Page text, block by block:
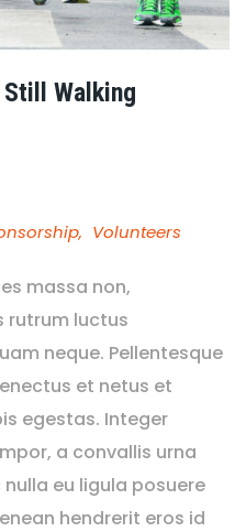
Walking
, Volunteers
massa non,
rutrum luctus
neque. Pellentesque
et netus et
egestas. Integer
a convallis urna
eu ligula posuere
hendrerit eros id